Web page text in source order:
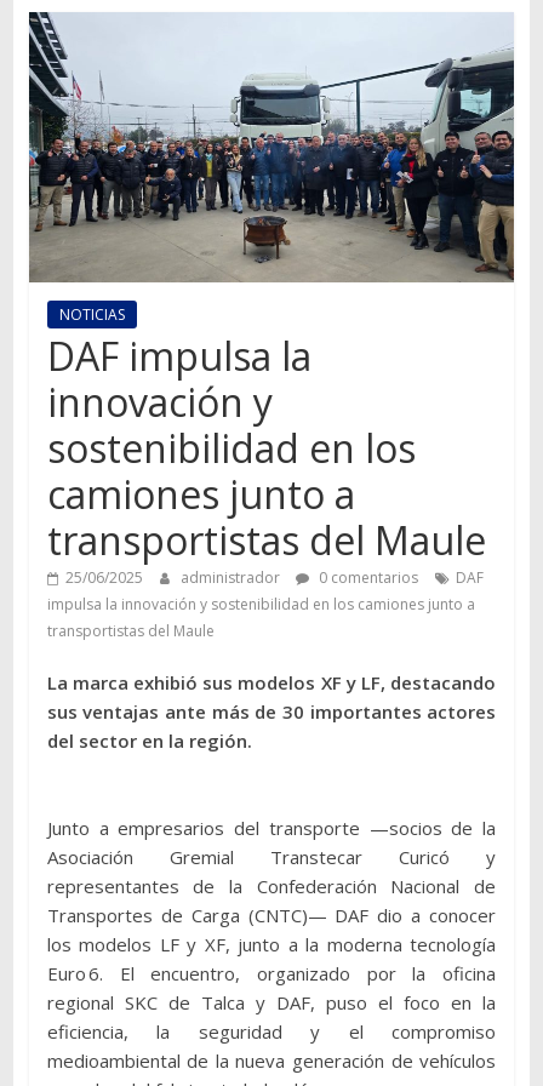
Autos,
camiones,
motos,
información
del
mundo
del
transporte
NOTICIAS
DAF impulsa la
innovación y
sostenibilidad en los
camiones junto a
transportistas del Maule
25/06/2025 administrador 0 comentarios
DAF
impulsa la innovación y sostenibilidad en los camiones junto a
transportistas del Maule
La marca exhibió sus modelos XF y LF, destacando
sus ventajas ante más de 30 importantes actores
del sector en la región.
Junto a empresarios del transporte —socios de la
Asociación Gremial Transtecar Curicó y
representantes de la Confederación Nacional de
Transportes de Carga (CNTC)— DAF dio a conocer
los modelos LF y XF, junto a la moderna tecnología
Euro 6. El encuentro, organizado por la oficina
regional SKC de Talca y DAF, puso el foco en la
eficiencia, la seguridad y el compromiso
medioambiental de la nueva generación de vehículos